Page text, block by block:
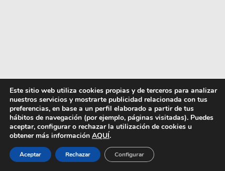
Este sitio web utiliza cookies propias y de terceros para analizar
nuestros servicios y mostrarte publicidad relacionada con tus
preferencias, en base a un perfil elaborado a partir de tus
hábitos de navegación (por ejemplo, páginas visitadas). Puedes
aceptar, configurar o rechazar la utilización de cookies u
obtener más información AQUÍ.
Aceptar Rechazar Configurar